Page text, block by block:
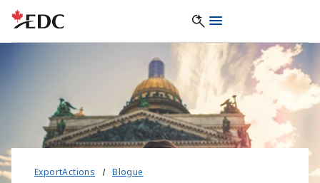
ExportActions Blogue